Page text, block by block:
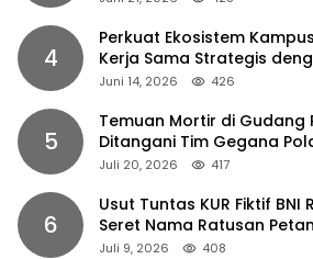
4
Perkuat Ekosistem
Kerja Sama Strategis
Juni 14, 2026 426
5
Temuan Mortir di Gudang
Ditangani Tim Gegana
Juli 20, 2026 417
6
Usut Tuntas KUR Fiktif BNI
Seret Nama Ratusan
Juli 9, 2026 408